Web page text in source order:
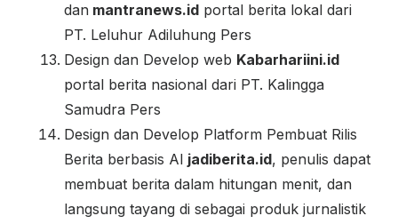
dan mantranews.id portal berita lokal dari
PT. Leluhur Adiluhung Pers
Design dan Develop web Kabarhariini.id
portal berita nasional dari PT. Kalingga
Samudra Pers
Design dan Develop Platform Pembuat Rilis
Berita berbasis AI jadiberita.id, penulis dapat
membuat berita dalam hitungan menit, dan
langsung tayang di sebagai produk jurnalistik